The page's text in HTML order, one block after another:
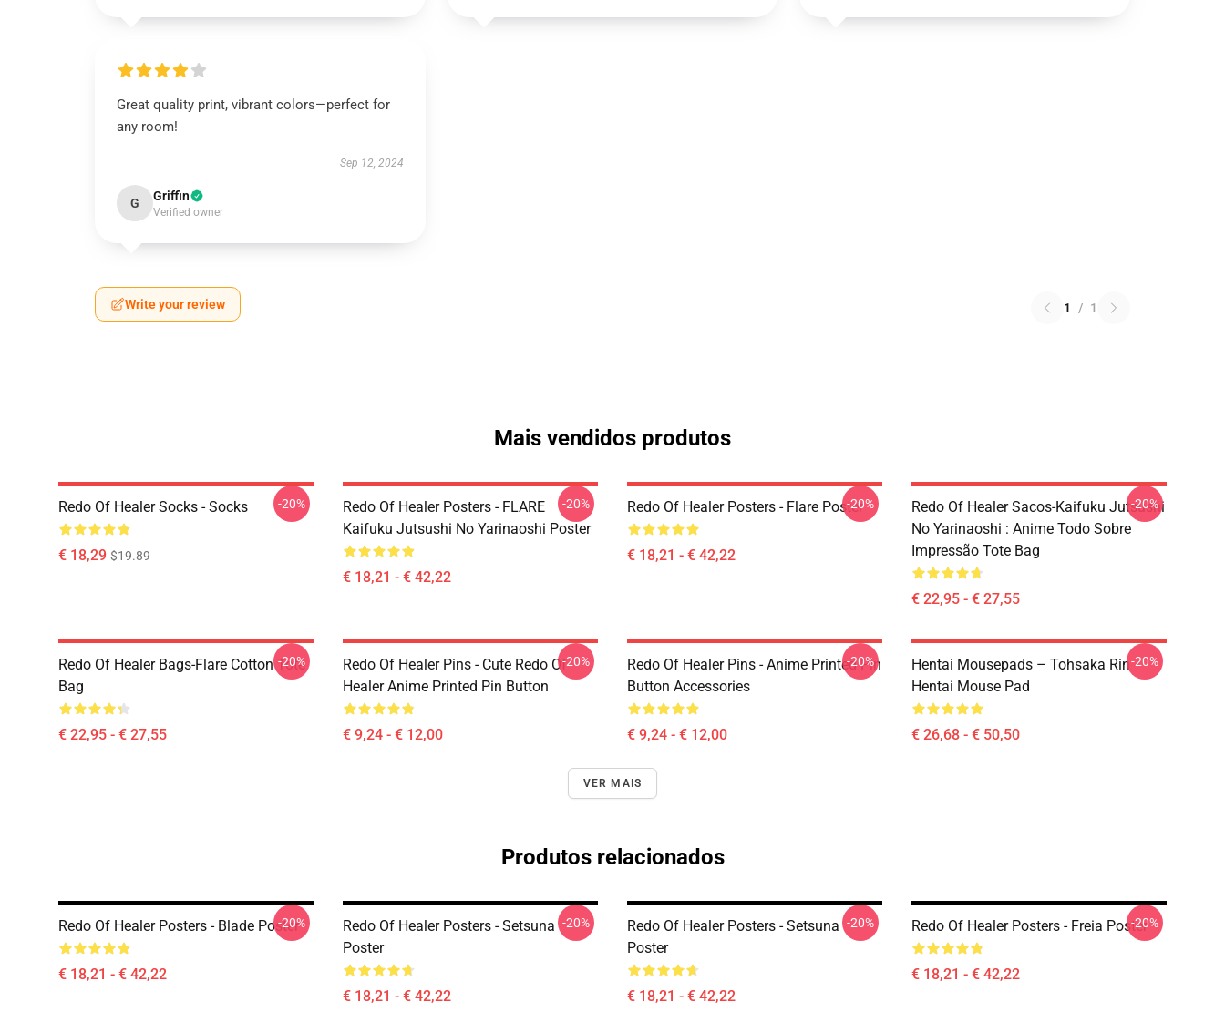
Great quality print, vibrant colors—perfect for
any room!
Sep 12, 2024
G Griffin
Verified owner
Write your review 1 / 1
Mais vendidos produtos
Redo Of Healer Socks - Socks
€ 18,29 $19.89
-20%
Redo Of Healer Posters - FLARE
Kaifuku Jutsushi No Yarinaoshi Poster
€ 18,21 - € 42,22
-20% Redo Of Healer Posters - Flare Poster
€ 18,21 - € 42,22
-20%
Redo Of Healer Sacos-Kaifuku Jutsushi
No Yarinaoshi : Anime Todo Sobre
Impressão Tote Bag
€ 22,95 - € 27,55
-20%
Redo Of Healer Bags-Flare Cotton Tote
Bag
€ 22,95 - € 27,55
-20%
Redo Of Healer Pins - Cute Redo Of
Healer Anime Printed Pin Button
€ 9,24 - € 12,00
-20%
Redo Of Healer Pins - Anime Printed Pin
Button Accessories
€ 9,24 - € 12,00
-20%
Hentai Mousepads – Tohsaka Rin
Hentai Mouse Pad
€ 26,68 - € 50,50
-20%
VER MAIS
Produtos relacionados
Redo Of Healer Posters - Blade Poster
€ 18,21 - € 42,22
-20%
Redo Of Healer Posters - Setsuna
Poster
€ 18,21 - € 42,22
-20%
Redo Of Healer Posters - Setsuna
Poster
€ 18,21 - € 42,22
-20% Redo Of Healer Posters - Freia Poster
€ 18,21 - € 42,22
-20%